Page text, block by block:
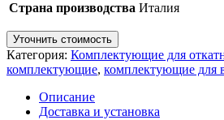
Страна производства Италия
Уточнить стоимость
Категория: Комплектующие для
комплектующие, комплектующие для
Описание
Доставка и установка